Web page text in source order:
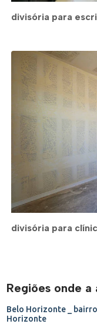
divisória para
divisória para
Regiões onde a
Belo Horizonte _
Horizonte